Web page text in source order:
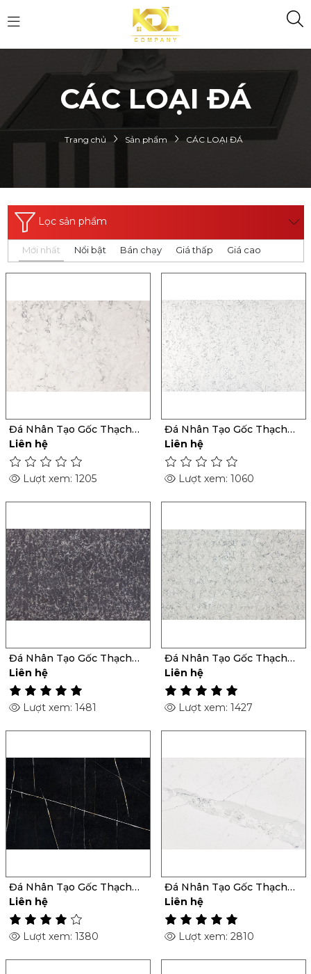
CÁC LOẠI ĐÁ
Trang chủ Sản phẩm CÁC LOẠI ĐÁ
Lọc sản phẩm
Mới nhất Nổi bật Bán chạy Giá thấp Giá cao
Đá Nhân Tạo Gốc Thạch
Anh Helix
Liên hệ
Lượt xem: 1205
Đá Nhân Tạo Gốc Thạch
Anh Lara
Liên hệ
Lượt xem: 1060
Đá Nhân Tạo Gốc Thạch
Anh Ocean Storm
Liên hệ
Lượt xem: 1481
Đá Nhân Tạo Gốc Thạch
Anh Pietra
Liên hệ
Lượt xem: 1427
Đá Nhân Tạo Gốc Thạch
Anh Et Noir
Liên hệ
Lượt xem: 1380
Đá Nhân Tạo Gốc Thạch
Anh Ethereal Indigo
Liên hệ
Lượt xem: 2810